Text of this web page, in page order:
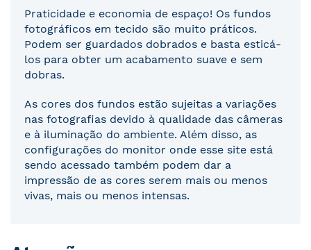
Praticidade e economia de espaço! Os fundos
fotográficos em tecido são muito práticos.
Podem ser guardados dobrados e basta esticá-
los para obter um acabamento suave e sem
dobras.
As cores dos fundos estão sujeitas a variações
nas fotografias devido à qualidade das câmeras
e à iluminação do ambiente. Além disso, as
configurações do monitor onde esse site está
sendo acessado também podem dar a
impressão de as cores serem mais ou menos
vivas, mais ou menos intensas.